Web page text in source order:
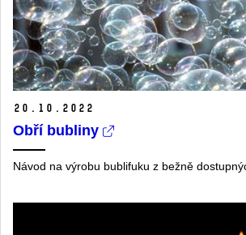
20. 10. 2022
Obří bubliny
Návod na výrobu bublifuku z bežně